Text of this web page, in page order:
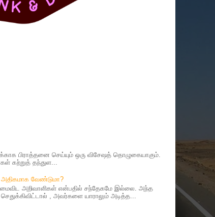
பிராத்தனை செய்யும் ஒரு விசேஷத் தொழுகையாகும்.
கற்றுத் தந்துள...
வேண்டுமா?
அறிவாளிகள் என்பதில் சந்தேகமே இல்லை. அந்த
, அவர்களை யாராலும் அடித்த...